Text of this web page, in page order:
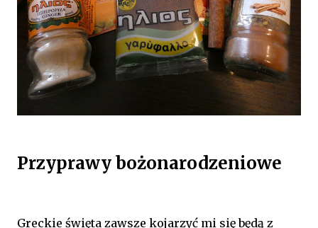
Przyprawy bożonarodzeniowe
Greckie święta zawsze kojarzyć mi się będą z